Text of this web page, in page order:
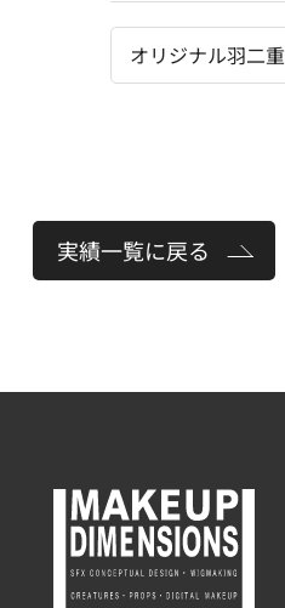
オリジナル羽二重
実績一覧に戻る